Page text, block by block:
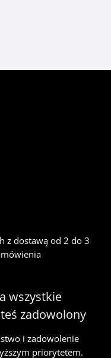
z dostawą od 2 do 3
wszystkie
zadowolony
i zadowolenie
priorytetem.